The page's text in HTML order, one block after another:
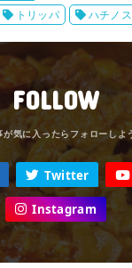
トリッパ ハチノス
FOLLOW
Twitter
Instagram